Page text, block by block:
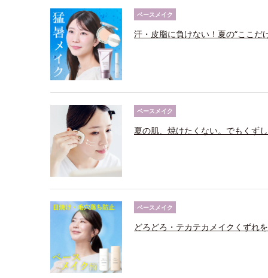
ベースメイク
汗・皮脂に負けない！夏の“ここだ
ベースメイク
夏の肌、焼けたくない。でもくず
ベースメイク
どろどろ・テカテカメイクくずれ